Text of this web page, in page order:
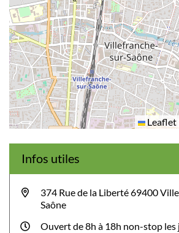
Leaflet
Infos utiles
374 Rue de la Liberté 69400
Saône
Ouvert de 8h à 18h non-stop